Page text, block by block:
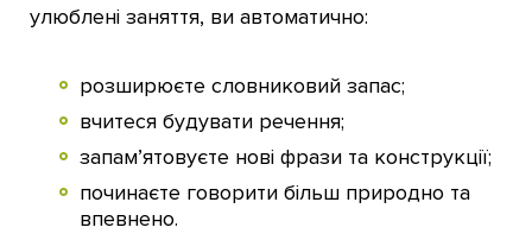
улюблені заняття, ви автоматично:
розширюєте словниковий запас;
вчитеся будувати речення;
запам’ятовуєте нові фрази та конструкції;
починаєте говорити більш природно та
впевнено.